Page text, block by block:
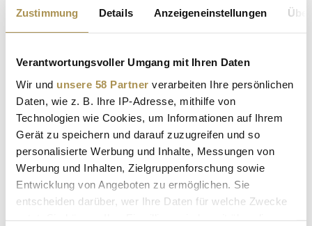
Zustimmung Details Anzeigeneinstellungen
Verantwortungsvoller Umgang mit Ihren Daten
Wir und unsere 58 Partner verarbeiten Ihre persönlichen
Daten, wie z. B. Ihre IP-Adresse, mithilfe von
Technologien wie Cookies, um Informationen auf Ihrem
Gerät zu speichern und darauf zuzugreifen und so
personalisierte Werbung und Inhalte, Messungen von
Werbung und Inhalten, Zielgruppenforschung sowie
Entwicklung von Angeboten zu ermöglichen. Sie
entscheiden darüber, wer Ihre Daten für welche Zwecke
Markenstrategie und Kommunikation prägen soll. Ziel ist es,
die gewachsene Identität zwischen Hinterhof-Charme und
Handelspräsenz...
Neuer Kreativgeschäftsführer: Corbinian Hennies
folgt auf Peter Gocht
NEWS | 31.03.2026
bisherige Kreativgeschäftsführer Peter Gocht seinen Hut
genommen, um sich neuen Herausforderungen zu widmen.
Einen Nachfolger hat die Agentur unter dem Serviceplan-
Dach bereits gefunden und vorgestellt: Der zuletzt für Google
als Creative Lead...